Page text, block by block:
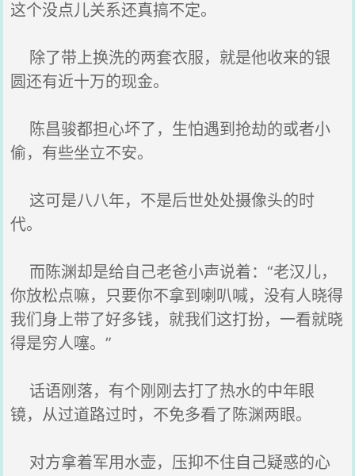
这个没点儿关系还真搞不定。
除了带上换洗的两套衣服，就是他收来的银
圆还有近十万的现金。
陈昌骏都担心坏了，生怕遇到抢劫的或者小
偷，有些坐立不安。
这可是八八年，不是后世处处摄像头的时
代。
而陈渊却是给自己老爸小声说着：“老汉儿，
你放松点嘛，只要你不拿到喇叭喊，没有人晓得
我们身上带了好多钱，就我们这打扮，一看就晓
得是穷人噻。”
话语刚落，有个刚刚去打了热水的中年眼
镜，从过道路过时，不免多看了陈渊两眼。
对方拿着军用水壶，压抑不住自己疑惑的心